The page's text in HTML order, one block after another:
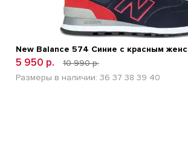
New Balance 574 Синие с красным
5 950 р.
10 990 р.
Размеры в наличии: 36 37 38 39 40